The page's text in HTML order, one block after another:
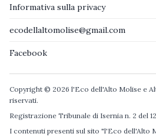
Informativa sulla privacy
ecodellaltomolise@gmail.com
Facebook
Copyright © 2026 l'Eco dell'Alto Molise e
riservati.
Registrazione Tribunale di Isernia n. 2 del
I contenuti presenti sul sito "l'Eco dell'Alto